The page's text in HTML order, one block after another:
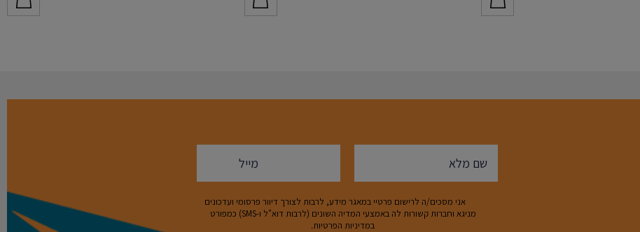
אני מסכים/ה לרישום פרטיי במאגר מידע, לרבות לצורך דיוור פרסומי ועדכונים
מניגא וחברות קשורות לה באמצעי המדיה השונים (לרבות דוא"ל ו-SMS) כמפורט
במדיניות הפרטיות.